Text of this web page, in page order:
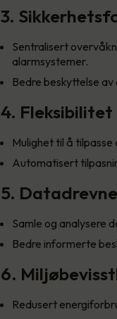
3.
Sentralisert
alarmsystemer.
Bedre beskyttelse
4.
Mulighet til å
Automatisert
5.
Samle og analysere
Bedre informerte
6.
Redusert